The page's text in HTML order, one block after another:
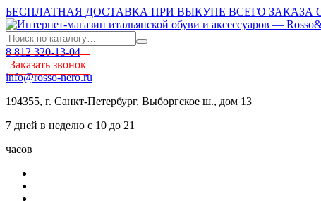
БЕСПЛАТНАЯ ДОСТАВКА ПРИ ВЫКУПЕ ВСЕГО ЗАКАЗА
8 812 320-13-04
Заказать звонок
info@rosso-nero.ru
194355, г. Санкт-Петербург, Выборгское ш., дом 13
7 дней в неделю с 10 до 21
часов